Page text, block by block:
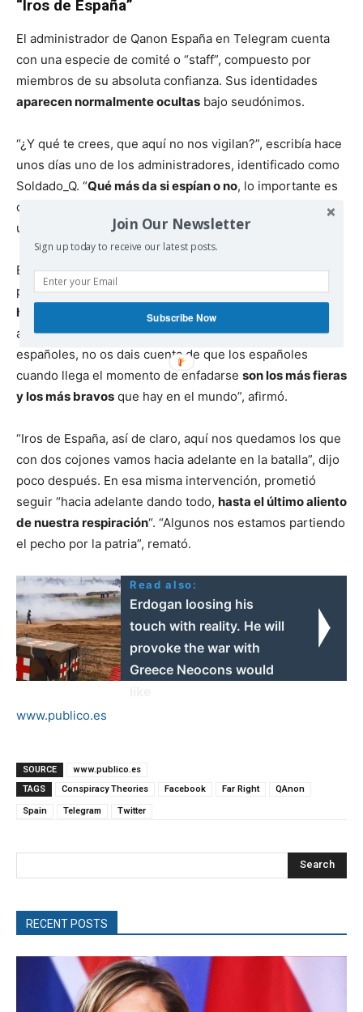
“Iros de España”
El administrador de Qanon España en Telegram cuenta
con una especie de comité o “staff”, compuesto por
miembros de su absoluta confianza. Sus identidades
aparecen normalmente ocultas bajo seudónimos.
“¿Y qué te crees, que aquí no nos vigilan?”, escribía hace
unos días uno de los administradores, identificado como
Soldado_Q. “Qué más da si espían o no, lo importante es
divulgar para despertar a la gente”, le respondía un
usuario.
En agosto pasado, Alpaxino había dado algunas
pinceladas sobre el carácter de ese “despertar”.
“Ya será
hora de hacer algo por la patria, ¿no?”
audio enviado el 11 de agosto a las 13.48. “Sois
españoles, no os dais cuenta de que los españoles
cuando llega el momento de enfadarse son los más fieras
y los más bravos que hay en el mundo”, afirmó.
“Iros de España, así de claro, aquí nos quedamos los que
con dos cojones vamos hacia adelante en la batalla”, dijo
poco después. En esa misma intervención, prometió
seguir “hacia adelante dando todo, hasta el último aliento
de nuestra respiración“. “Algunos nos estamos partiendo
el pecho por la patria”, remató.
Read also:
Erdogan loosing his
touch with reality. He will
provoke the war with
Greece Neocons would
www.publico.es
SOURCE
www.publico.es
TAGS
Conspiracy Theories Facebook Far Right QAnon
Spain Telegram Twitter
Search
RECENT POSTS
Join Our Newsletter
Sign up today to receive our latest posts.
Subscribe Now